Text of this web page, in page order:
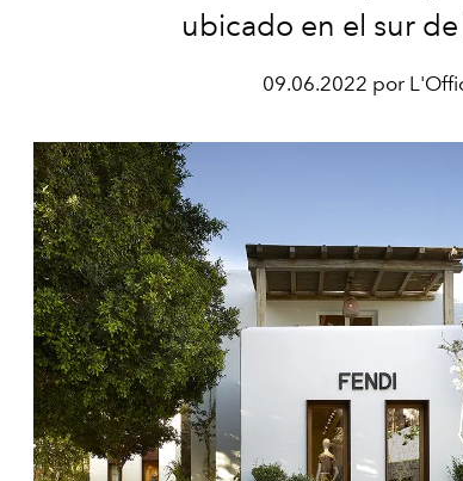
ubicado en el sur
09.06.2022 por